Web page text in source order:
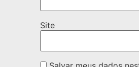
Site